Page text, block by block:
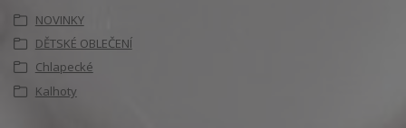
NOVINKY
DĚTSKÉ OBLEČENÍ
Chlapecké
Kalhoty